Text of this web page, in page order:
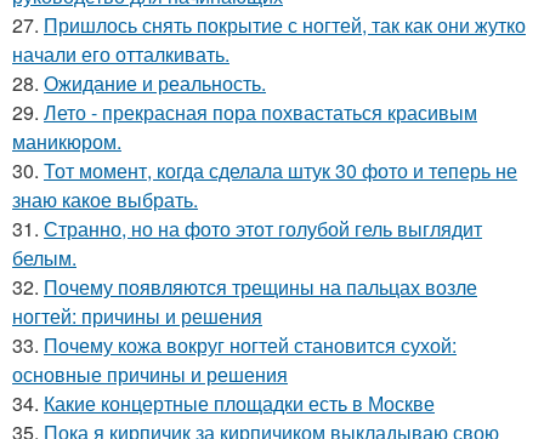
27. Пришлось снять покрытие с ногтей, так как они жутко
начали его отталкивать.
28. Ожидание и реальность.
29. Лето - прекрасная пора похвастаться красивым
маникюром.
30. Тот момент, когда сделала штук 30 фото и теперь не
знаю какое выбрать.
31. Странно, но на фото этот голубой гель выглядит
белым.
32. Почему появляются трещины на пальцах возле
ногтей: причины и решения
33. Почему кожа вокруг ногтей становится сухой:
основные причины и решения
34. Какие концертные площадки есть в Москве
35. Пока я кирпичик за кирпичиком выкладываю свою